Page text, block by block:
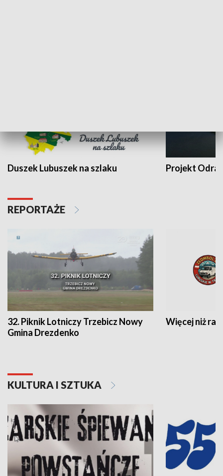
Duszek Lubuszek na szlaku Projekt Odra
REPORTAŻE
32. Piknik Lotniczy Trzebicz Nowy
Gmina Drezdenko
Więcej niż rajd
KULTURA I SZTUKA